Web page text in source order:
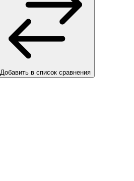
Добавить в список сравнения